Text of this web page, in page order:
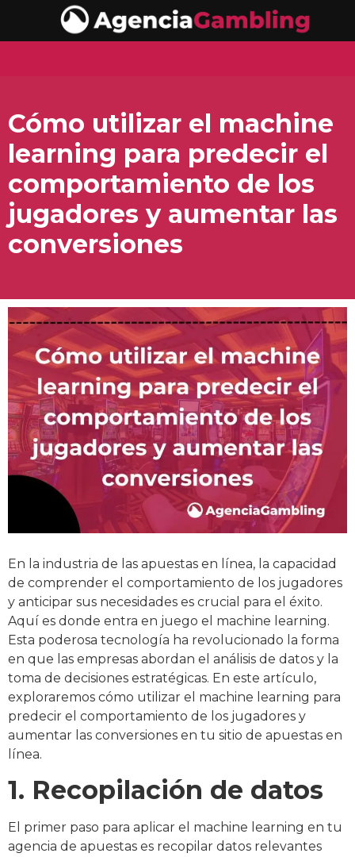
Cómo utilizar el machine
learning para predecir el
comportamiento de los
jugadores y aumentar las
conversiones
En la industria de las apuestas en línea, la capacidad
de comprender el comportamiento de los jugadores
y anticipar sus necesidades es crucial para el éxito.
Aquí es donde entra en juego el machine learning.
Esta poderosa tecnología ha revolucionado la forma
en que las empresas abordan el análisis de datos y la
toma de decisiones estratégicas. En este artículo,
exploraremos cómo utilizar el machine learning para
predecir el comportamiento de los jugadores y
aumentar las conversiones en tu sitio de apuestas en
línea.
1. Recopilación de datos
El primer paso para aplicar el machine learning en tu
agencia de apuestas es recopilar datos relevantes